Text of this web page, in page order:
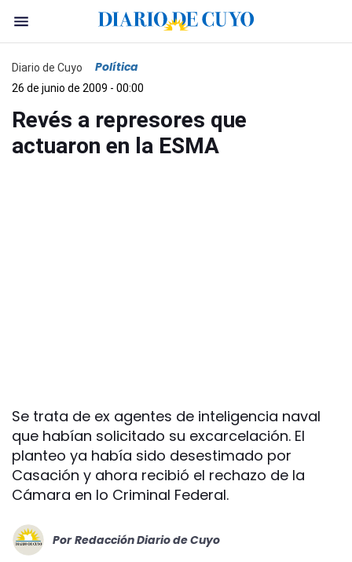
Diario de Cuyo Política
26 de junio de 2009 - 00:00
Revés a represores que
actuaron en la ESMA
Se trata de ex agentes de inteligencia naval
que habían solicitado su excarcelación. El
planteo ya había sido desestimado por
Casación y ahora recibió el rechazo de la
Cámara en lo Criminal Federal.
Por Redacción Diario de Cuyo